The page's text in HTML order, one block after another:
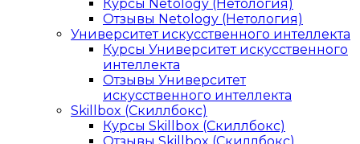
Курсы Netology (Нетология)
Отзывы Netology (Нетология)
Университет искусственного интеллекта
Курсы Университет искусственного
интеллекта
Отзывы Университет
искусственного интеллекта
Skillbox (Скиллбокс)
Курсы Skillbox (Скиллбокс)